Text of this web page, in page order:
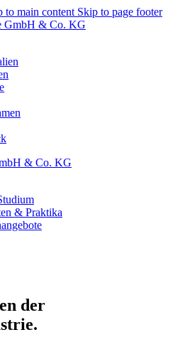
to main content Skip to page footer
& Praktika
der